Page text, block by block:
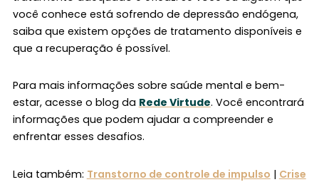
você conhece está sofrendo de depressão endógena,
saiba que existem opções de tratamento disponíveis e
que a recuperação é possível.
Para mais informações sobre saúde mental e bem-
estar, acesse o blog da Rede Virtude. Você encontrará
informações que podem ajudar a compreender e
enfrentar esses desafios.
Leia também: Transtorno de controle de impulso | Crise